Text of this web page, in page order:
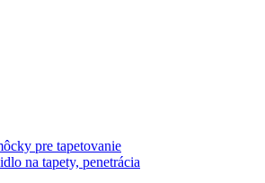
pre tapetovanie
na tapety, penetrácia